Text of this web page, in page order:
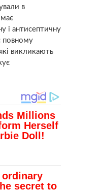
в
і антисептичну
повному
викликають